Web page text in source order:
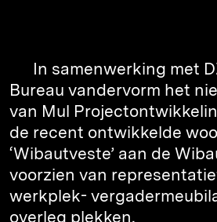
In samenwerking met
Bureau vandervorm het
van Mul
de recent ontwikkelde
‘Wibautveste’ aan de
voorzien van
werkplek-
overleg plekken.